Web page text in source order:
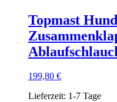
auf.
Die
Topmast
199,80 €
Lieferzeit: 1-7 Tage